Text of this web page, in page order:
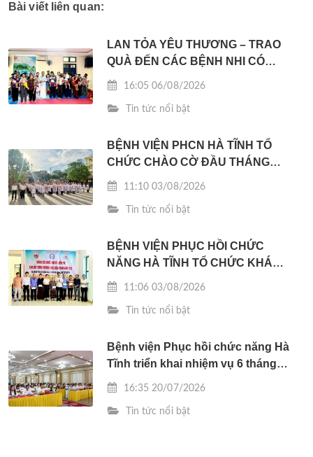
Bài viết liên quan:
LAN TỎA YÊU THƯƠNG – TRAO
QUÀ ĐẾN CÁC BỆNH NHI CÓ
HOÀN CẢNH KHÓ KHĂN
16:05 06/08/2026
Tin tức nổi bật
BỆNH VIỆN PHCN HÀ TĨNH TỔ
CHỨC CHÀO CỜ ĐẦU THÁNG
08/2026
11:10 03/08/2026
Tin tức nổi bật
BỆNH VIỆN PHỤC HỒI CHỨC
NĂNG HÀ TĨNH TỔ CHỨC KHÁM
SỨC KHỎE MIỄN PHÍ CHO
11:06 03/08/2026
Tin tức nổi bật
Bệnh viện Phục hồi chức năng Hà
Tĩnh triển khai nhiệm vụ 6 tháng
cuối năm 2026
16:35 20/07/2026
Tin tức nổi bật